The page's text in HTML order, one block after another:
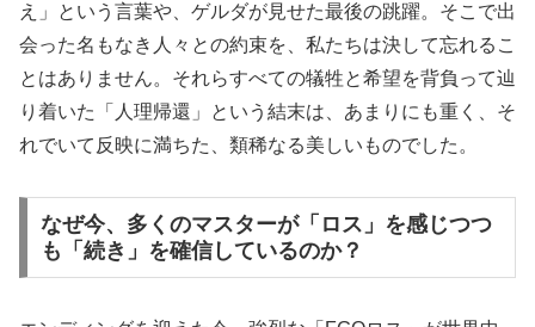
え」という言葉や、ゲルダが見せた最後の跳躍。そこで出
会った名もなき人々との約束を、私たちは決して忘れるこ
とはありません。それらすべての犠牲と希望を背負って辿
り着いた「人理帰還」という結末は、あまりにも重く、そ
れでいて反映に満ちた、類稀なる美しいものでした。
なぜ今、多くのマスターが「ロス」を感じつつ
も「続き」を確信しているのか？